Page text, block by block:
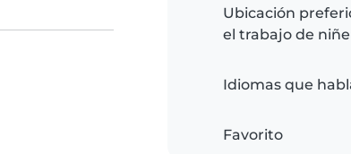
Ubicación
el trabajo de
Idiomas que
Favorito